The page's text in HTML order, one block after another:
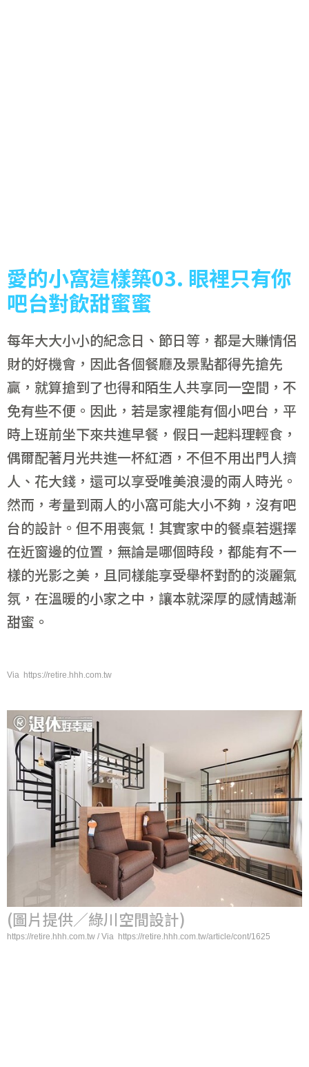
愛的小窩這樣築03. 眼裡只有你
吧台對飲甜蜜蜜
每年大大小小的紀念日、節日等，都是大賺情侶
財的好機會，因此各個餐廳及景點都得先搶先
贏，就算搶到了也得和陌生人共享同一空間，不
免有些不便。因此，若是家裡能有個小吧台，平
時上班前坐下來共進早餐，假日一起料理輕食，
偶爾配著月光共進一杯紅酒，不但不用出門人擠
人、花大錢，還可以享受唯美浪漫的兩人時光。
然而，考量到兩人的小窩可能大小不夠，沒有吧
台的設計。但不用喪氣！其實家中的餐桌若選擇
在近窗邊的位置，無論是哪個時段，都能有不一
樣的光影之美，且同樣能享受舉杯對酌的淡麗氣
氛，在溫暖的小家之中，讓本就深厚的感情越漸
甜蜜。
Via https://retire.hhh.com.tw
(圖片提供／綠川空間設計)
https://retire.hhh.com.tw / Via https://retire.hhh.com.tw/article/cont/1625